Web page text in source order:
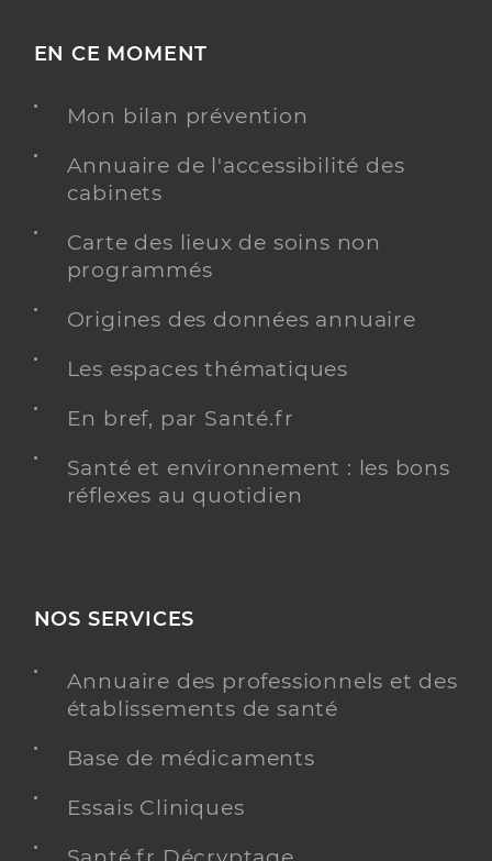
EN CE MOMENT
Mon bilan prévention
Annuaire de l'accessibilité des
cabinets
Carte des lieux de soins non
programmés
Origines des données annuaire
Les espaces thématiques
En bref, par Santé.fr
Santé et environnement : les bons
réflexes au quotidien
NOS SERVICES
Annuaire des professionnels et des
établissements de santé
Base de médicaments
Essais Cliniques